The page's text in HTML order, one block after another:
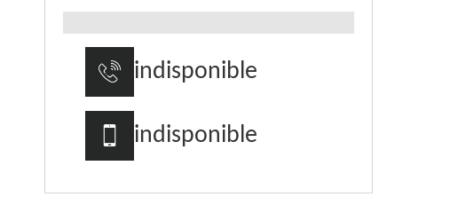
indisponible
indisponible